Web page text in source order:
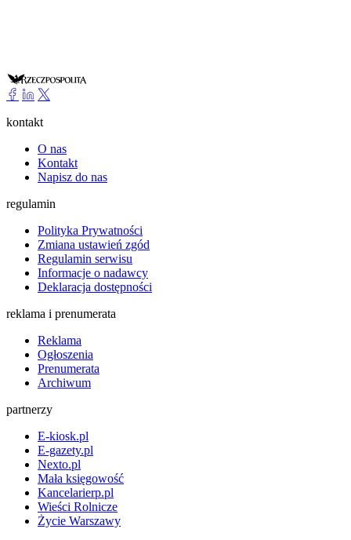
kontakt
O nas
Kontakt
Napisz do nas
regulamin
Polityka Prywatności
Zmiana ustawień zgód
Regulamin serwisu
Informacje o nadawcy
Deklaracja dostępności
reklama i prenumerata
Reklama
Ogłoszenia
Prenumerata
Archiwum
partnerzy
E-kiosk.pl
E-gazety.pl
Nexto.pl
Mała księgowość
Kancelarierp.pl
Wieści Rolnicze
Życie Warszawy